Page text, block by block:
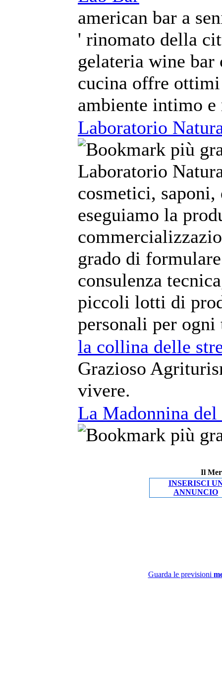
american bar a
' rinomato della
gelateria wine bar
cucina offre
ambiente intimo e
Laboratorio
Laboratorio
cosmetici,
eseguiamo la
grado di
consulenza
piccoli lotti di
personali per
la collina delle
Grazioso
vivere.
La Madonnina del
Il
INSERISCI
ANNUNCIO
Guarda le previsioni